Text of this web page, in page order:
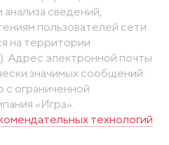
сведений,
пользователей сети
на территории
Адрес электронной почты
значимых сообщений:
с ограниченной
«Игра».
технологий